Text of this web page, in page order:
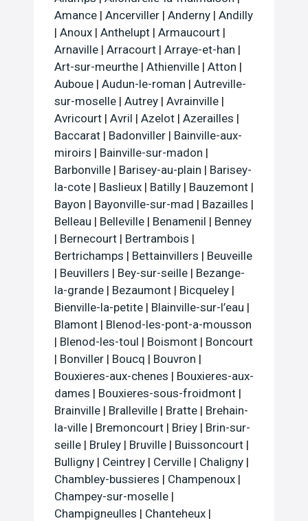
Amance | Ancerviller | Anderny | Andilly
| Anoux | Anthelupt | Armaucourt |
Arnaville | Arracourt | Arraye-et-han |
Art-sur-meurthe | Athienville | Atton |
Auboue | Audun-le-roman | Autreville-
sur-moselle | Autrey | Avrainville |
Avricourt | Avril | Azelot | Azerailles |
Baccarat | Badonviller | Bainville-aux-
miroirs | Bainville-sur-madon |
Barbonville | Barisey-au-plain | Barisey-
la-cote | Baslieux | Batilly | Bauzemont |
Bayon | Bayonville-sur-mad | Bazailles |
Belleau | Belleville | Benamenil | Benney
| Bernecourt | Bertrambois |
Bertrichamps | Bettainvillers | Beuveille
| Beuvillers | Bey-sur-seille | Bezange-
la-grande | Bezaumont | Bicqueley |
Bienville-la-petite | Blainville-sur-l’eau |
Blamont | Blenod-les-pont-a-mousson
| Blenod-les-toul | Boismont | Boncourt
| Bonviller | Boucq | Bouvron |
Bouxieres-aux-chenes | Bouxieres-aux-
dames | Bouxieres-sous-froidmont |
Brainville | Bralleville | Bratte | Brehain-
la-ville | Bremoncourt | Briey | Brin-sur-
seille | Bruley | Bruville | Buissoncourt |
Bulligny | Ceintrey | Cerville | Chaligny |
Chambley-bussieres | Champenoux |
Champey-sur-moselle |
Champigneulles | Chanteheux |